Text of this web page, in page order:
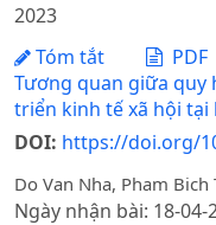
2023
Tóm tắt
PDF
Tương quan giữa quy
triển kinh tế xã hội tại
DOI: https://doi.org/
Do Van Nha, Pham
Ngày nhận bài: 18-